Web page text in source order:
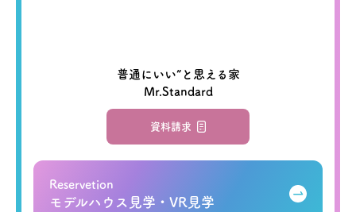
普通にいい”と思える家
Mr.Standard
資料請求
Reservetion
モデルハウス見学・VR見学